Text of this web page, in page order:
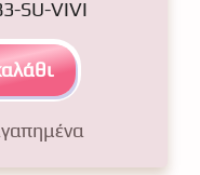
SU-VIVI